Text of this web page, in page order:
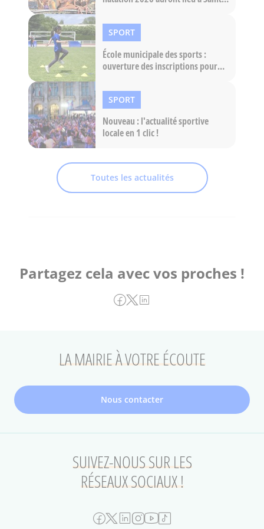
SPORT
École municipale des sports :
ouverture des inscriptions pour
SPORT
Nouveau : l'actualité sportive
locale en 1 clic !
Toutes les actualités
Partagez cela avec vos proches !
LA MAIRIE À VOTRE ÉCOUTE
Nous contacter
SUIVEZ-NOUS SUR LES
RÉSEAUX SOCIAUX !